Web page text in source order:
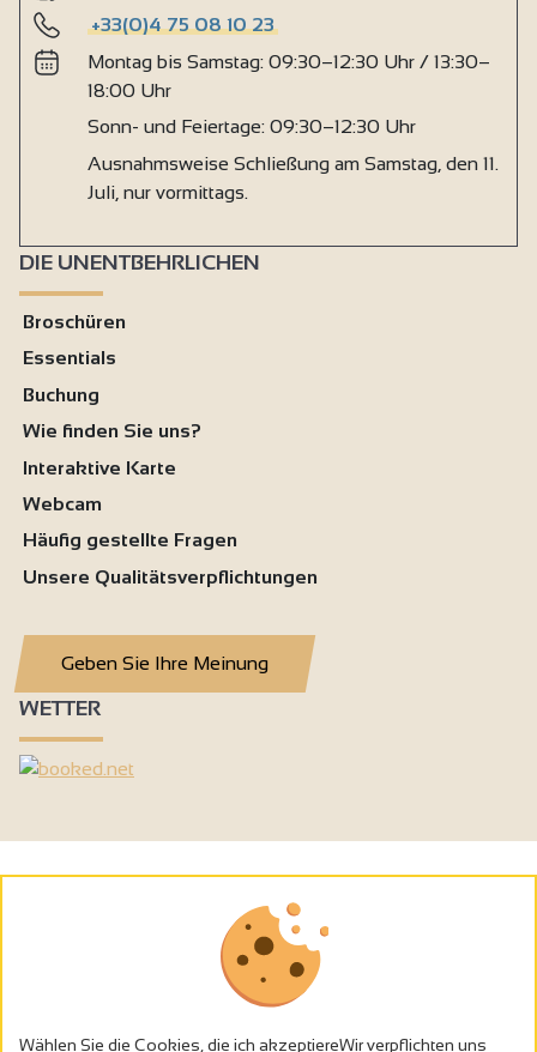
+33(0)4 75 08 10 23
Montag bis Samstag: 09:30–12:30 Uhr / 13:30–
18:00 Uhr
Sonn- und Feiertage: 09:30–12:30 Uhr
Ausnahmsweise Schließung am Samstag, den 11.
Juli, nur vormittags.
DIE UNENTBEHRLICHEN
Broschüren
Essentials
Buchung
Wie finden Sie uns?
Interaktive Karte
Webcam
Häufig gestellte Fragen
Unsere Qualitätsverpflichtungen
Geben Sie Ihre Meinung
WETTER
Wählen Sie die Cookies, die ich akzeptiereWir verpflichten uns